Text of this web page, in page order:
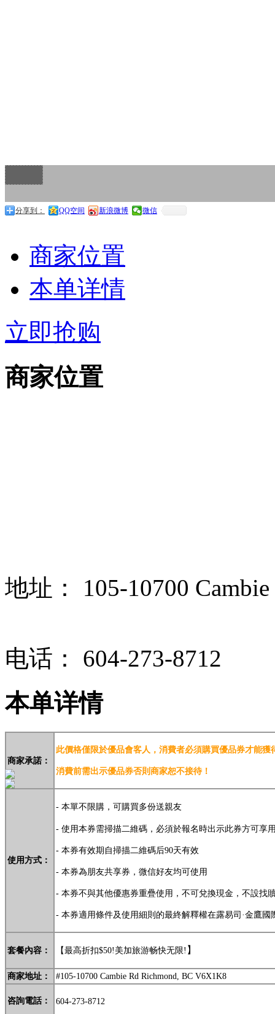
分享到： QQ空间 新浪微博 微信
商家位置
本单详情
立即抢购
商家位置
地址： 105-10700
电话： 604-273-8712
本单详情
商家承諾：
此價格僅限於優品會客人，消費者必須購買優品券才能獲
消費前需出示優品券否則商家恕不接待！
使用方式：
- 本單不限購，可購買多份送親友
- 使用本券需掃描二維碼，必須於報名時出示此券方可享
- 本券有效期自掃描二維碼后90天有效
- 本券為朋友共享券，微信好友均可使用
- 本券不與其他優惠券重疊使用，不可兌換現金，不設找
- 本券適用條件及使用細則的最終解釋權在露易司·金鷹國
套餐內容： 【最高折扣$50!美加旅游畅快无限! 】
商家地址： #105-10700 Cambie Rd Richmond, BC V6X1K8
咨詢電話： 604-273-8712